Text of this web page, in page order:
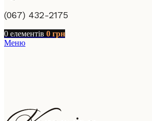
(067) 432-2175
0 елементів 0 грн
Меню